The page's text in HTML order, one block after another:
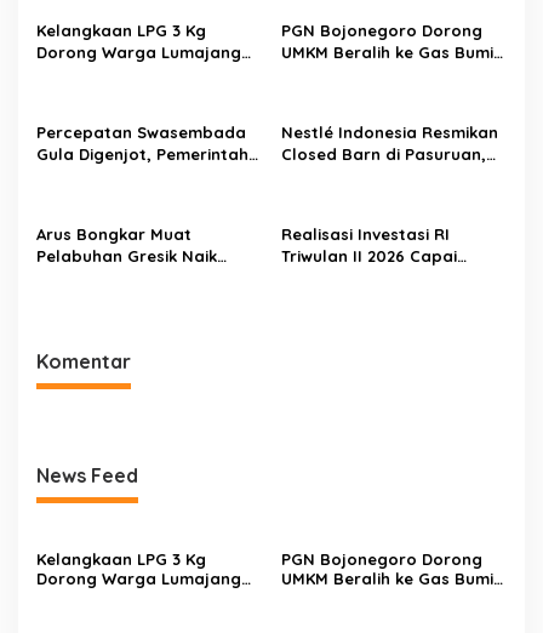
Kelangkaan LPG 3 Kg
Dorong Warga Lumajang
PGN Bojonegoro Dorong
UMKM Beralih ke Gas Bumi,
Percepatan Swasembada
Gula Digenjot, Pemerintah
Nestlé Indonesia Resmikan
Closed Barn di Pasuruan,
Arus Bongkar Muat
Pelabuhan Gresik Naik
Realisasi Investasi RI
Triwulan II 2026 Capai
Komentar
News Feed
Kelangkaan LPG 3 Kg
Dorong Warga Lumajang
PGN Bojonegoro Dorong
UMKM Beralih ke Gas Bumi,